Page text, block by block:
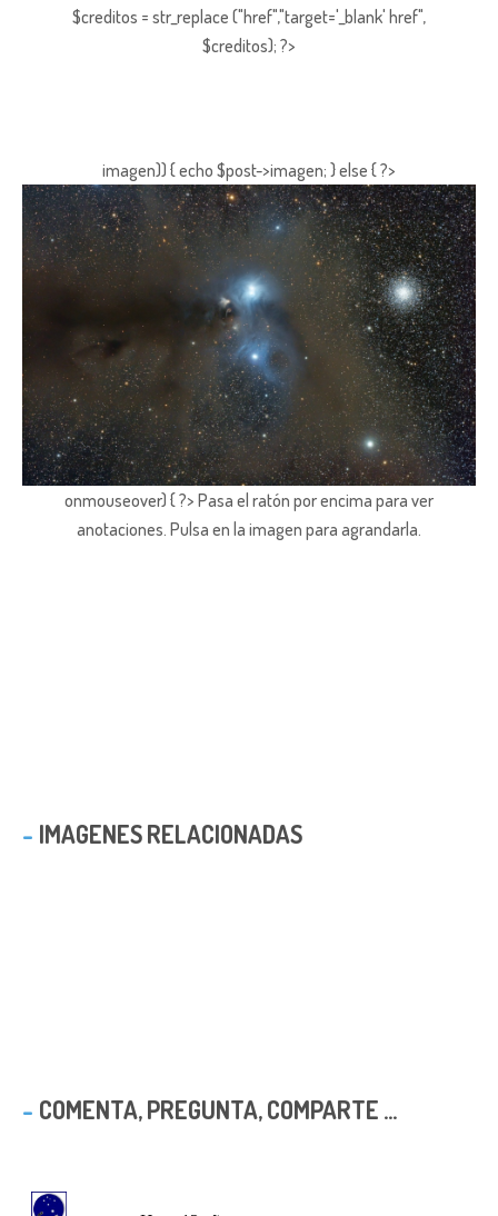
$creditos = str_replace ("href","target='_blank' href",
$creditos); ?>
imagen)) { echo $post->imagen; } else { ?>
onmouseover) { ?> Pasa el ratón por encima para ver
anotaciones. Pulsa en la imagen para agrandarla.
IMAGENES RELACIONADAS
COMENTA, PREGUNTA, COMPARTE ...